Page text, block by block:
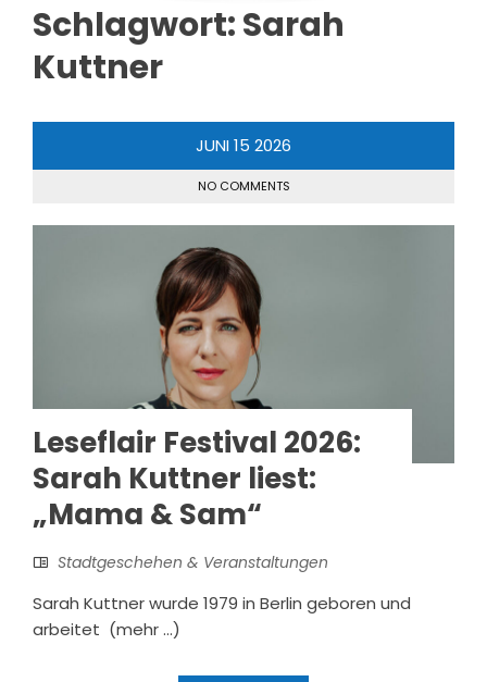
Schlagwort:Sarah
Kuttner
JUNI15 2026
NO COMMENTS
Leseflair Festival 2026:
Sarah Kuttner liest:
„Mama & Sam“
Stadtgeschehen & Veranstaltungen
Sarah Kuttner wurde 1979 in Berlin geboren und
arbeitet (mehr …)